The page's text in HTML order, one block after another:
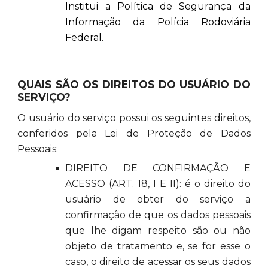
Institui a Política de Segurança da
Informação da Polícia Rodoviária
Federal.
QUAIS SÃO OS DIREITOS DO USUÁRIO DO
SERVIÇO?
O usuário do serviço possui os seguintes direitos,
conferidos pela Lei de Proteção de Dados
Pessoais:
DIREITO DE CONFIRMAÇÃO E
ACESSO (ART. 18, I E II): é o direito do
usuário de obter do serviço a
confirmação de que os dados pessoais
que lhe digam respeito são ou não
objeto de tratamento e, se for esse o
caso, o direito de acessar os seus dados